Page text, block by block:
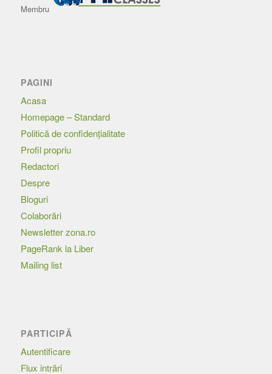
Membru
PAGINI
Acasa
Homepage – Standard
Politică de confidențialitate
Profil propriu
Redactori
Despre
Bloguri
Colaborări
Newsletter zona.ro
PageRank la Liber
Mailing list
PARTICIPĂ
Autentificare
Flux intrări